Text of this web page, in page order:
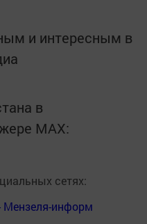
и интересным в
в
MАХ:
сетях:
Мензеля-информ